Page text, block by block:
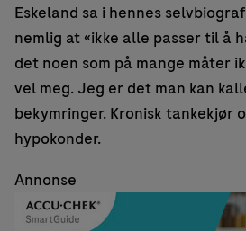
Eskeland sa i hennes
nemlig at «ikke alle passer til å
det noen som på mange måter
vel meg. Jeg er det man kan
bekymringer. Kronisk tankekjør
hypokonder.
Annonse